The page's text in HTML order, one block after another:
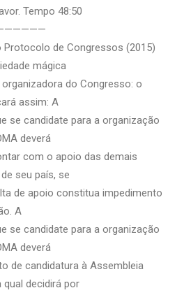
Tempo 48:50
Protocolo de Congressos (2015)
mágica
do Congresso: o
assim: A
se candidate para a organização
deverá
com o apoio das demais
seu país, se
de apoio constitua impedimento
A
se candidate para a organização
deverá
de candidatura à Assembleia
qual decidirá por